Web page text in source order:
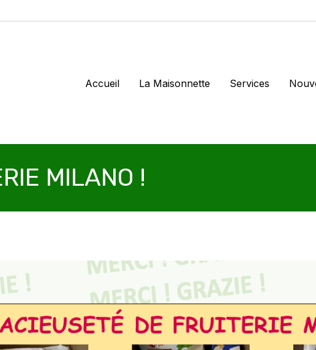
Accueil La Maisonnette Services
MILANO !